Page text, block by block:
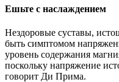
Ешьте с наслаждением
Нездоровые суставы,
быть симптомом
уровень содержания
поскольку напряжение
говорит Ди Прима.